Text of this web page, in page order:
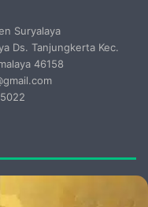
Suryalaya
Ds. Tanjungkerta Kec.
46158